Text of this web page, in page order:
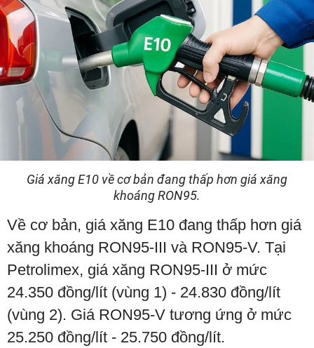
Giá xăng E10 về cơ bản đang thấp hơn giá xăng
khoáng RON95.
Về cơ bản, giá xăng E10 đang thấp hơn giá
xăng khoáng RON95-III và RON95-V. Tại
Petrolimex, giá xăng RON95-III ở mức
24.350 đồng/lít (vùng 1) - 24.830 đồng/lít
(vùng 2). Giá RON95-V tương ứng ở mức
25.250 đồng/lít - 25.750 đồng/lít.